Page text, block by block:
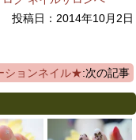
投稿日：2014年10月2日
ションネイル★:次の記事